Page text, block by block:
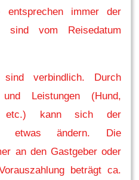
entsprechen immer der
sind vom Reisedatum
verbindlich. Durch
Leistungen (Hund,
etc.) kann sich der
etwas ändern. Die
an den Gastgeber oder
beträgt ca.